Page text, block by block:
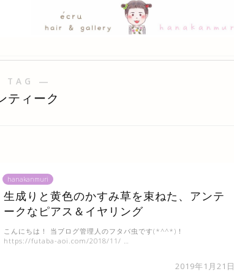
TAG ―
ティーク
hanakanmuri
生成りと黄色のかすみ草を束ねた、アンテ
ークなピアス＆イヤリング
2019年1月21日
こんにちは！ 当ブログ管理人のフタバ虫です(*^^*)！
https://futaba-aoi.com/2018/11/ …